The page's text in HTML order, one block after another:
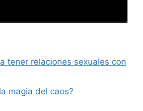
tener relaciones sexuales con
magia del caos?